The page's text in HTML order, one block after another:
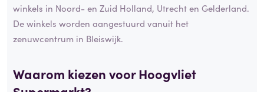
winkels in Noord- en Zuid Holland, Utrecht en Gelderland.
De winkels worden aangestuurd vanuit het
zenuwcentrum in Bleiswijk.
Waarom kiezen voor Hoogvliet